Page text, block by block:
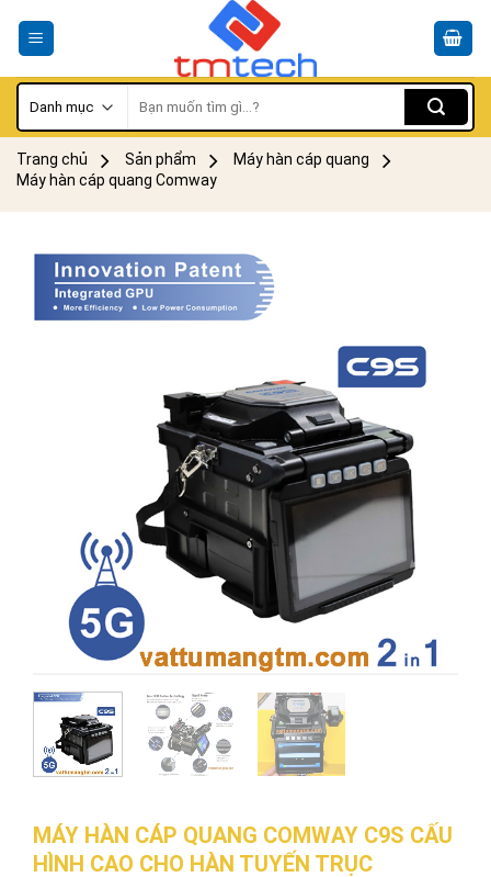
kiếm:
Trang chủ Sản phẩm
Máy hàn cáp quang
Máy hàn cáp quang Comway
MÁY HÀN CÁP QUANG COMWAY C9S CẤU
HÌNH CAO CHO HÀN TUYẾN TRỤC